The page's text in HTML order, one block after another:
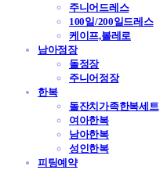
주니어드레스
100일/200일드레스
케이프,볼레로
남아정장
돌정장
주니어정장
한복
돌잔치가족한복세트
여아한복
남아한복
성인한복
피팅예약